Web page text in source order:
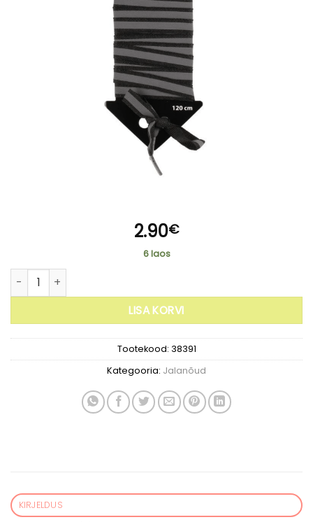
2.90€
6 laos
Jalanõude helkurpaelad must kogus
LISA KORVI
Tootekood: 38391
Kategooria: Jalanõud
KIRJELDUS